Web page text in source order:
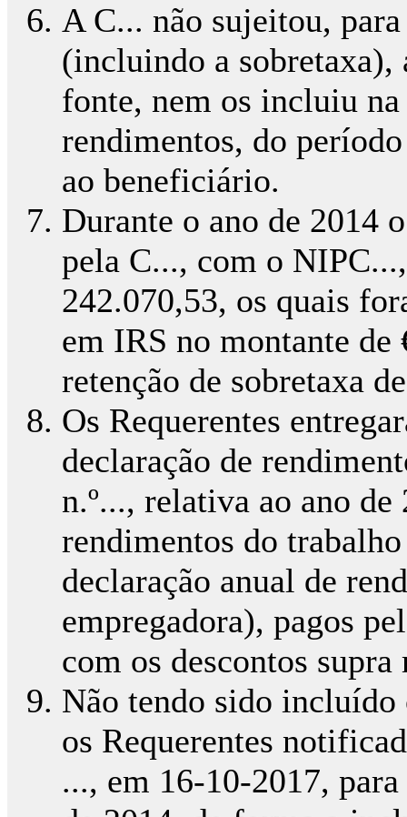
A C... não sujeitou,
(incluindo a sobretaxa),
fonte, nem os incluiu
rendimentos, do
ao beneficiário.
Durante o ano de 2014
pela C..., com o
242.070,53, os quais
em IRS no montante
retenção de sobretaxa
Os Requerentes
declaração de
n.º..., relativa ao ano
rendimentos do
declaração anual de
empregadora), pagos
com os descontos supra
Não tendo sido
os Requerentes
..., em 16-10-2017,